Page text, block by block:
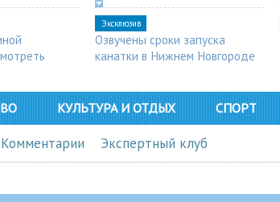
Эксклюзив
Озвучены сроки запуска
канатки в Нижнем Новгороде
КУЛЬТУРА И ОТДЫХ СПОРТ
Комментарии Экспертный клуб